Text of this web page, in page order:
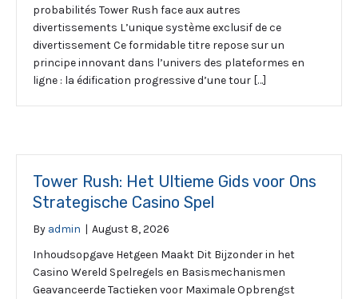
probabilités Tower Rush face aux autres
divertissements L’unique système exclusif de ce
divertissement Ce formidable titre repose sur un
principe innovant dans l’univers des plateformes en
ligne : la édification progressive d’une tour […]
Tower Rush: Het Ultieme Gids voor Ons
Strategische Casino Spel
By admin | August 8, 2026
Inhoudsopgave Hetgeen Maakt Dit Bijzonder in het
Casino Wereld Spelregels en Basismechanismen
Geavanceerde Tactieken voor Maximale Opbrengst